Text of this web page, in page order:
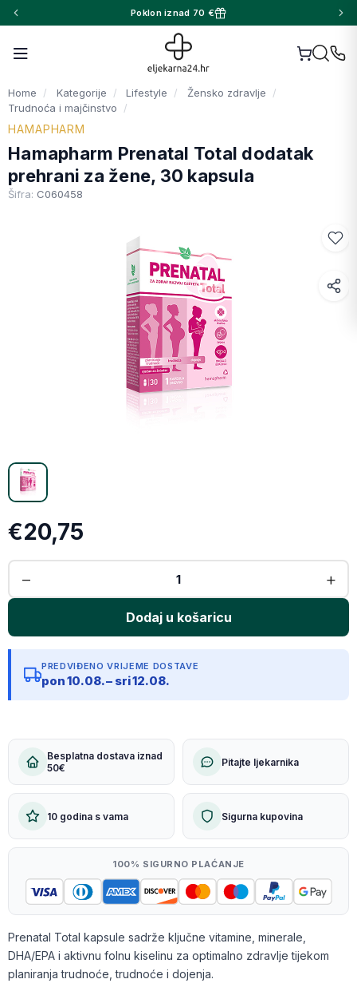
Poklon iznad 70 €
Home Kategorije Lifestyle
Žensko zdravlje
Trudnoća i majčinstvo
HAMAPHARM
Hamapharm Prenatal Total dodatak
prehrani za žene, 30 kapsula
Šifra: C060458
Facebook
WhatsApp
X (Twitter)
Email
€20,75
PREDVIĐENO VRIJEME DOSTAVE
pon 10.08. – sri 12.08.
Besplatna dostava iznad
50€
Pitajte ljekarnika
10 godina s vama Sigurna kupovina
100% SIGURNO PLAĆANJE
Prenatal Total kapsule sadrže ključne vitamine, minerale,
DHA/EPA i aktivnu folnu kiselinu za optimalno zdravlje tijekom
planiranja trudnoće, trudnoće i dojenja.